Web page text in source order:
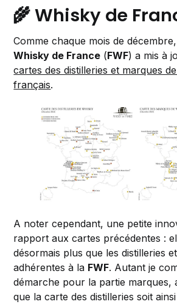
🌾 Whisky de
Comme chaque mois de
Whisky de France (FWF) a mis à
cartes des distilleries et marques
français.
A noter cependant, une petite
rapport aux cartes précédentes :
désormais plus que les distilleries
adhérentes à la FWF. Autant je
démarche pour la partie marques,
que la carte des distilleries soit